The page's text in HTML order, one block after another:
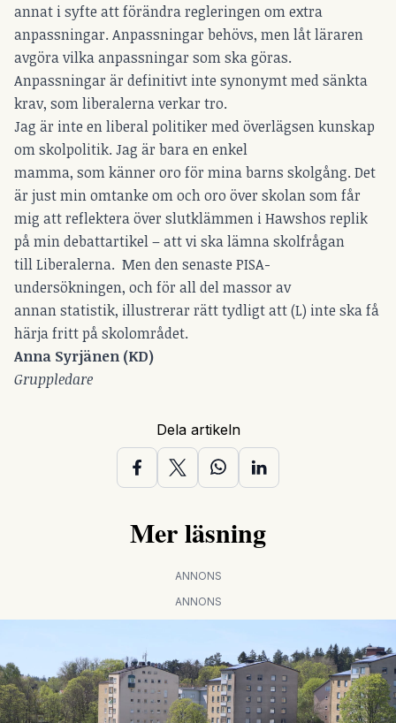
annat i syfte att förändra regleringen om extra
anpassningar. Anpassningar behövs, men låt läraren
avgöra vilka anpassningar som ska göras.
Anpassningar är definitivt inte synonymt med sänkta
krav, som liberalerna verkar tro.
Jag är inte en liberal politiker med överlägsen kunskap
om skolpolitik. Jag är bara en enkel
mamma, som känner oro för mina barns skolgång. Det
är just min omtanke om och oro över skolan som får
mig att reflektera över slutklämmen i Hawshos replik
på min debattartikel – att vi ska lämna skolfrågan
till Liberalerna. Men den senaste PISA-
undersökningen, och för all del massor av
annan statistik, illustrerar rätt tydligt att (L) inte ska få
härja fritt på skolområdet.
Anna Syrjänen (KD)
Gruppledare
Dela artikeln
Mer läsning
ANNONS
ANNONS